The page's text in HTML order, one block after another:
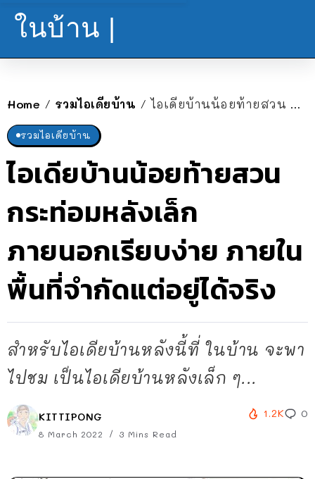
ในบ้าน |
Home / รวมไอเดียบ้าน / ไอเดียบ้านน้อยท้ายสวน กระท่อมหลังเล็ก ภายนอกเรียบง่าย ภายในพื้นที่จำกัดแต่อยู่ได้จริง
รวมไอเดียบ้าน
ไอเดียบ้านน้อยท้ายสวน
กระท่อมหลังเล็ก
ภายนอกเรียบง่าย ภายใน
พื้นที่จำกัดแต่อยู่ได้จริง
สำหรับไอเดียบ้านหลังนี้ที่ ในบ้าน จะพา
ไปชม เป็นไอเดียบ้านหลังเล็ก ๆ...
KITTIPONG
8 March 2022 3 Mins Read
1.2K 0